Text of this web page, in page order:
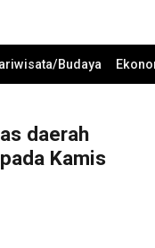
Budaya
daerah
Kamis